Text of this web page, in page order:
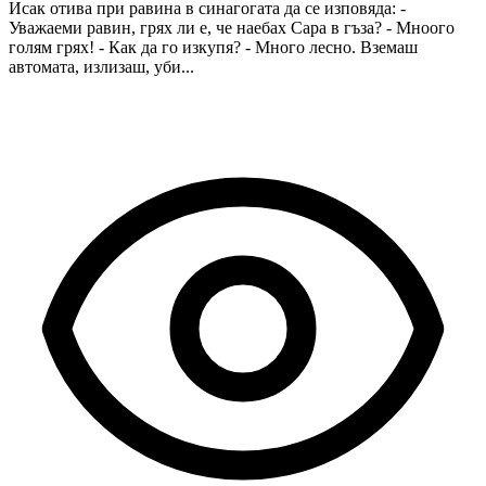
Исак отива при равина в синагогата да се изповяда: -
Уважаеми равин, грях ли е, че наебах Сара в гъза? - Мноого
голям грях! - Как да го изкупя? - Много лесно. Вземаш
автомата, излизаш, уби...